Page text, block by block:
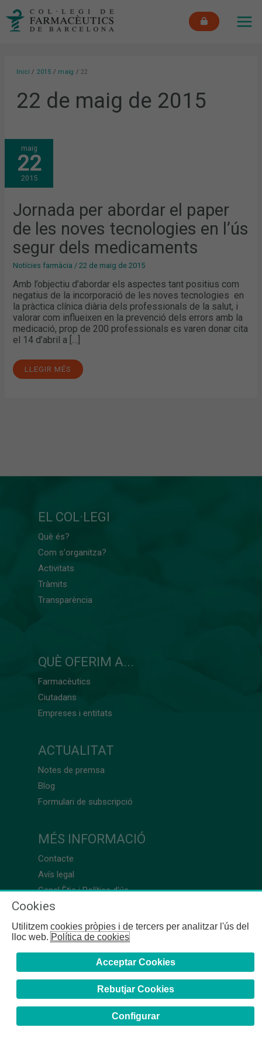
Inici 2015 maig 22
22 de maig de 2015
maig
22
2015
Jornada per abordar el paper
de les noves tecnologies en l’ús
segur dels medicaments
Notícies farmàcia /22 de maig de 2015
Amb l’objectiu d’abordar els aspectes tant positius com
negatius de la incorporació de les noves tecnologies en
la pràctica clínica diària dels professionals de la salut, i
valorar com influeixen en la prevenció dels errors amb la
medicació, prop de 200 professionals es varen donar cita
el 14 d’abril a […]
JORNADA
PER
ABORDAR
EL
PAPER
DE
LES
TECNOLOGIES
EN
L’ÚS
SEGUR
DELS
MEDICAMENTS
LLEGIR MÉS
EL COL·LEGI
Què és?
Com s'organitza?
Activitats
Tràmits
Transparència
QUÈ OFERIM A...
Farmacèutics
Ciutadans
Empreses i entitats
ACTUALITAT
Notes de premsa
Blog
Formulari de subscripció
MÉS INFORMACIÓ
Contacte
Avís legal
Canal Ètic i Política d’ús
Cookies
Utilitzem cookies pròpies i de tercers per analitzar l'ús del
lloc web.Política de cookies
Acceptar Cookies
Rebutjar Cookies
Configurar